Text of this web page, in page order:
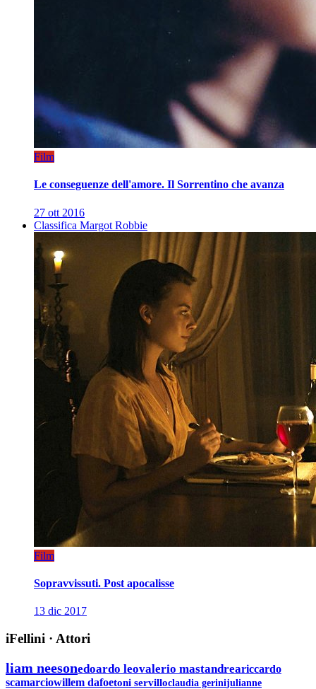
Film
Le conseguenze dell'amore. Il Sorrentino che avanza
27 ott 2016
Classifica Margot Robbie
Film
Sopravvissuti. Post apocalisse
13 dic 2017
iFellini · Attori
liam neesonedoardo leovalerio mastandreariccardo
scamarciowillem dafoetoni servilloclaudia gerinijulianne